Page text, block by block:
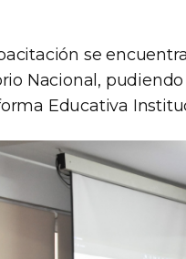
se
Nacional,
Educativa